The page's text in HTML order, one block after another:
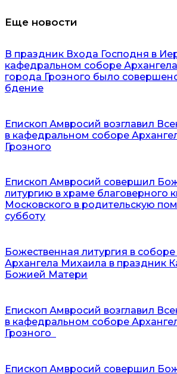
Еще новости
В праздник Входа Господня в
кафедральном соборе
города Грозного было
бдение
Епископ Амвросий возглавил
в кафедральном соборе
Грозного
Епископ Амвросий совершил
литургию в храме благоверного
Московского в родительскую
субботу
Божественная литургия в соборе
Архангела Михаила в праздник
Божией Матери
Епископ Амвросий возглавил
в кафедральном соборе
Грозного
Епископ Амвросий совершил